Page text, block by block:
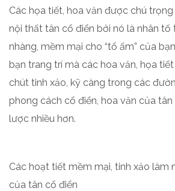
Các họa tiết, hoa văn được chú
nội thất tân cổ điển bởi nó là nhân tố
nhàng, mềm mại cho “tổ ấm” của
bạn trang trí mà các hoa văn, họa
chút tinh xảo, kỹ càng trong các
phong cách cổ điển, hoa văn của
lược nhiều hơn.
Các hoạt tiết mềm mại, tinh xảo làm
của tân cổ điển